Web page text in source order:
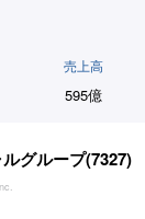
売上高
595億
グループ(7327)